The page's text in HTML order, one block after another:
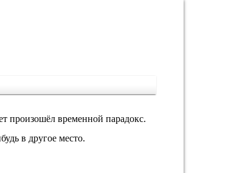
произошёл временной парадокс.
в другое место.